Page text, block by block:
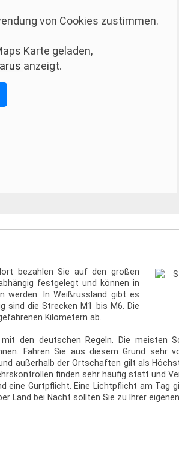
von Cookies zustimmen.
Karte geladen,
anzeigt.
bezahlen Sie auf den großen
festgelegt und können in
werden. In Weißrussland gibt es
sind die Strecken M1 bis M6. Die
Kilometern ab.
den deutschen Regeln. Die meisten
Fahren Sie aus diesem Grund sehr
außerhalb der Ortschaften gilt als
finden sehr häufig statt und
Gurtpflicht. Eine Lichtpflicht am Tag
Land bei Nacht sollten Sie zu Ihrer